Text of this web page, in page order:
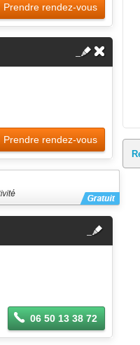
Prendre rendez-vous
Prendre rendez-vous
fermer
06 50 13 38 72